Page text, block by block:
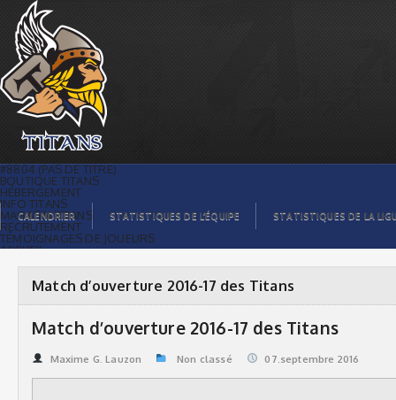
Match d’ouverture 2016-17 des Titans |
Titans de témiscaming
#8804 (PAS DE TITRE)
BOUTIQUE TITANS
HÉBERGEMENT
INFO TITANS
MAGASIN TITANS
RECRUTEMENT
TÉMOIGNAGES DE JOUEURS
ACCUEIL
GALERIE PHOTOS
STATISTIQUES
ORGANISATION
CALENDRIER
COMMANDITAIRES
STATISTIQUES DE LA LIGUE
CALENDRIER STATISTIQUES DE L’ÉQUIPE STATISTIQUES DE LA
Match d’ouverture 2016-17 des Titans
Match d’ouverture 2016-17 des Titans
Maxime G. Lauzon Non classé 07.septembre 2016